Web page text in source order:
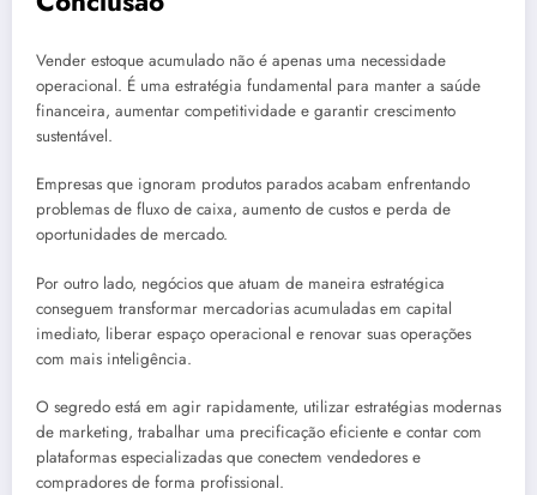
Vender estoque acumulado não é apenas uma necessidade
operacional. É uma estratégia fundamental para manter a saúde
financeira, aumentar competitividade e garantir crescimento
sustentável.
Empresas que ignoram produtos parados acabam enfrentando
problemas de fluxo de caixa, aumento de custos e perda de
oportunidades de mercado.
Por outro lado, negócios que atuam de maneira estratégica
conseguem transformar mercadorias acumuladas em capital
imediato, liberar espaço operacional e renovar suas operações
com mais inteligência.
O segredo está em agir rapidamente, utilizar estratégias modernas
de marketing, trabalhar uma precificação eficiente e contar com
plataformas especializadas que conectem vendedores e
compradores de forma profissional.